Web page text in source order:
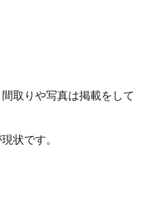
取りや写真は掲載をして
状です。